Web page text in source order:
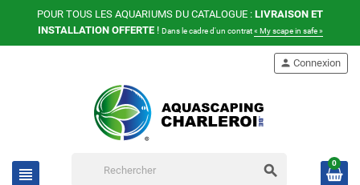
POUR TOUS LES AQUARIUMS DU CATALOGUE : LIVRAISON ET
INSTALLATION OFFERTE! Dans le cadre d'un contrat« My scape in safe »
view_headline search
person Connexion
0